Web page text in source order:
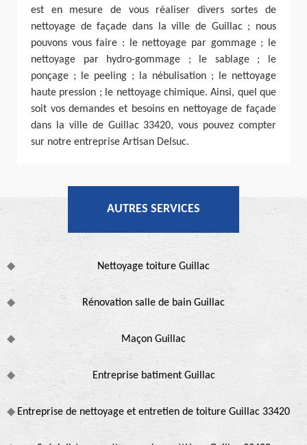
est en mesure de vous réaliser divers sortes de
nettoyage de façade dans la ville de Guillac ; nous
pouvons vous faire : le nettoyage par gommage ; le
nettoyage par hydro-gommage ; le sablage ; le
ponçage ; le peeling ; la nébulisation ; le nettoyage
haute pression ; le nettoyage chimique. Ainsi, quel que
soit vos demandes et besoins en nettoyage de façade
dans la ville de Guillac 33420, vous pouvez compter
sur notre entreprise Artisan Delsuc.
AUTRES SERVICES
Nettoyage toiture Guillac
Rénovation salle de bain Guillac
Maçon Guillac
Entreprise batiment Guillac
Entreprise de nettoyage et entretien de toiture Guillac 33420